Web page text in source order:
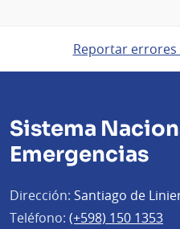
Reportar
Sistema
Emergencias
Dirección: Santiago de
Teléfono: (+598) 150 1353